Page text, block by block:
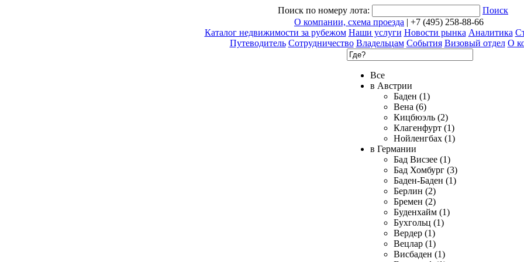
Поиск по номеру лота:
Поиск
О компании, схема проезда | +7 (495) 258-88-66
Каталог недвижимости за рубежом Наши услуги Новости рынка Аналитика
Путеводитель Сотрудничество Владельцам События Визовый отдел О
Все
в Австрии
Баден (1)
Вена (6)
Кицбюэль (2)
Клагенфурт (1)
Нойленгбах (1)
в Германии
Бад Висзее (1)
Бад Хомбург (3)
Баден-Баден (1)
Берлин (2)
Бремен (2)
Буденхайм (1)
Бухгольц (1)
Вердер (1)
Вецлар (1)
Висбаден (1)